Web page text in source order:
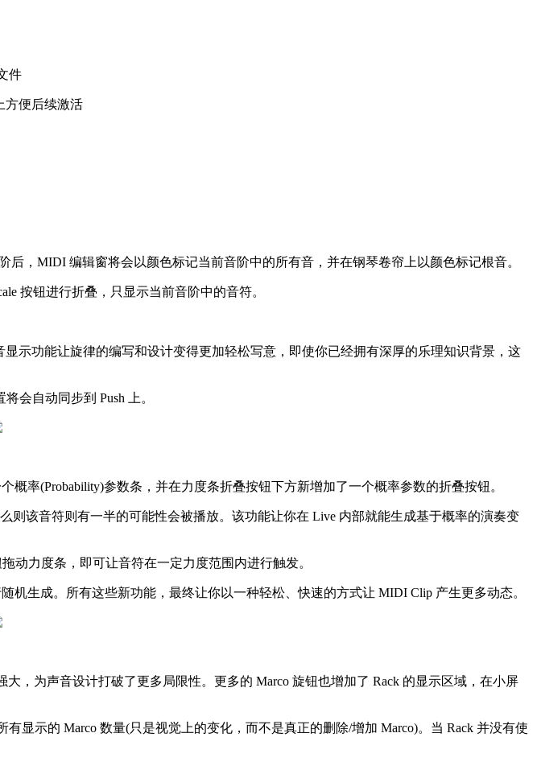
件
方便后续激活
，MIDI 编辑窗将会以颜色标记当前音阶中的所有音，并在钢琴卷帘上以颜色标记根音。
按钮进行折叠，只显示当前音阶中的音符。
示功能让旋律的编写和设计变得更加轻松写意，即使你已经拥有深厚的乐理知识背景，这
会自动同步到 Push 上。
率(Probability)参数条，并在力度条折叠按钮下方新增加了一个概率参数的折叠按钮。
则该音符则有一半的可能性会被播放。该功能让你在 Live 内部就能生成基于概率的演奏变
动力度条，即可让音符在一定力度范围内进行触发。
机生成。所有这些新功能，最终让你以一种轻松、快速的方式让 MIDI Clip 产生更多动态。
，为声音设计打破了更多局限性。更多的 Marco 旋钮也增加了 Rack 的显示区域，在小屏
显示的 Marco 数量(只是视觉上的变化，而不是真正的删除/增加 Marco)。当 Rack 并没有使